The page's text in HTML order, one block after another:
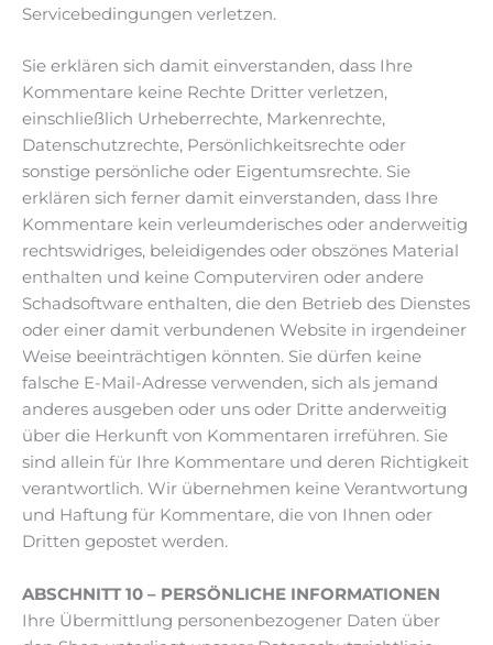
Servicebedingungen verletzen.
Sie erklären sich damit einverstanden, dass Ihre
Kommentare keine Rechte Dritter verletzen,
einschließlich Urheberrechte, Markenrechte,
Datenschutzrechte, Persönlichkeitsrechte oder
sonstige persönliche oder Eigentumsrechte. Sie
erklären sich ferner damit einverstanden, dass Ihre
Kommentare kein verleumderisches oder anderweitig
rechtswidriges, beleidigendes oder obszönes Material
enthalten und keine Computerviren oder andere
Schadsoftware enthalten, die den Betrieb des Dienstes
oder einer damit verbundenen Website in irgendeiner
Weise beeinträchtigen könnten. Sie dürfen keine
falsche E-Mail-Adresse verwenden, sich als jemand
anderes ausgeben oder uns oder Dritte anderweitig
über die Herkunft von Kommentaren irreführen. Sie
sind allein für Ihre Kommentare und deren Richtigkeit
verantwortlich. Wir übernehmen keine Verantwortung
und Haftung für Kommentare, die von Ihnen oder
Dritten gepostet werden.
ABSCHNITT 10 – PERSÖNLICHE INFORMATIONEN
Ihre Übermittlung personenbezogener Daten über